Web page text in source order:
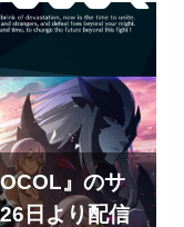
』のサ
日より配信